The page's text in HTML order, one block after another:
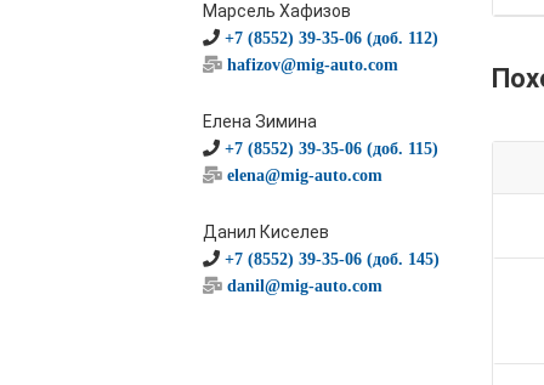
Марсель Хафизов
+7 (8552) 39-35-06 (доб. 112)
hafizov@mig-auto.com
Елена Зимина
+7 (8552) 39-35-06 (доб. 115)
elena@mig-auto.com
Данил Киселев
+7 (8552) 39-35-06 (доб. 145)
danil@mig-auto.com